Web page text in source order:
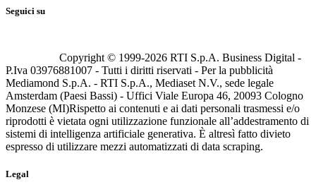
Seguici su
Copyright © 1999-2026 RTI S.p.A. Business Digital -
P.Iva 03976881007 - Tutti i diritti riservati - Per la pubblicità
Mediamond S.p.A. - RTI S.p.A., Mediaset N.V., sede legale
Amsterdam (Paesi Bassi) - Uffici Viale Europa 46, 20093 Cologno
Monzese (MI)Rispetto ai contenuti e ai dati personali trasmessi e/o
riprodotti è vietata ogni utilizzazione funzionale all’addestramento di
sistemi di intelligenza artificiale generativa. È altresì fatto divieto
espresso di utilizzare mezzi automatizzati di data scraping.
Legal